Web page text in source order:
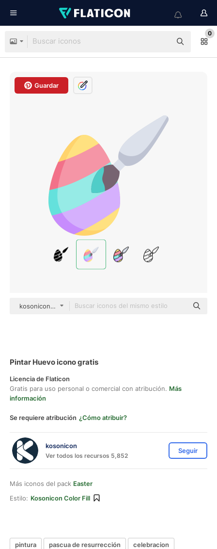
0
Guardar
kosonicon color fill
Pintar Huevo icono gratis
Licencia de Flaticon
Gratis para uso personal o comercial con atribución. Más
información
Se requiere atribución ¿Cómo atribuir?
kosonicon
Ver todos los recursos 5,852
Seguir
Más iconos del pack Easter
Estilo: Kosonicon Color Fill
pintura pascua de resurrección
celebracion